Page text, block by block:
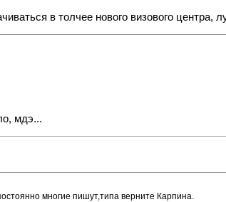
в толчее нового визового центра,
мдэ...
многие пишут,типа верните Карпина.